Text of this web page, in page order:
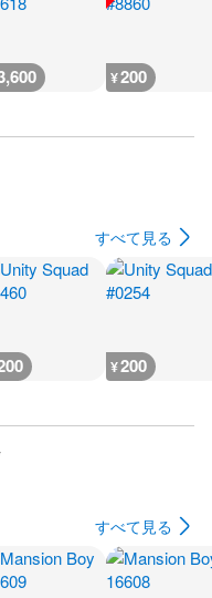
¥200
すべて見る
¥200
すべて見る